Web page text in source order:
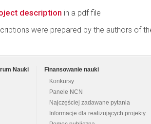
description in a pdf file
were prepared by the authors of
Nauki
Finansowanie nauki
Konkursy
Panele NCN
Najczęściej zadawane pytania
Informacje dla realizujących projekty